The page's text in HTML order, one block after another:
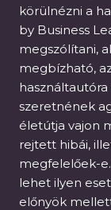
körülnézni a
by Business
megszólítani,
megbízható,
szeretnének
életútja vajon
rejtett hibái,
megfelelőek-
lehet ilyen
előnyök